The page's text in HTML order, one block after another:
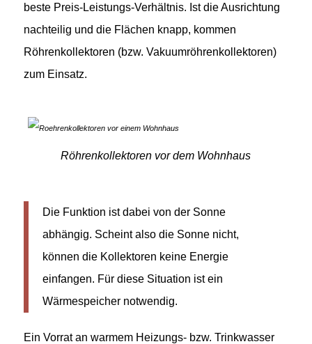
beste Preis-Leistungs-Verhältnis. Ist die Ausrichtung
nachteilig und die Flächen knapp, kommen
Röhrenkollektoren (bzw. Vakuumröhrenkollektoren)
zum Einsatz.
Röhrenkollektoren vor dem Wohnhaus
Die Funktion ist dabei von der Sonne
abhängig. Scheint also die Sonne nicht,
können die Kollektoren keine Energie
einfangen. Für diese Situation ist ein
Wärmespeicher notwendig.
Ein Vorrat an warmem Heizungs- bzw. Trinkwasser